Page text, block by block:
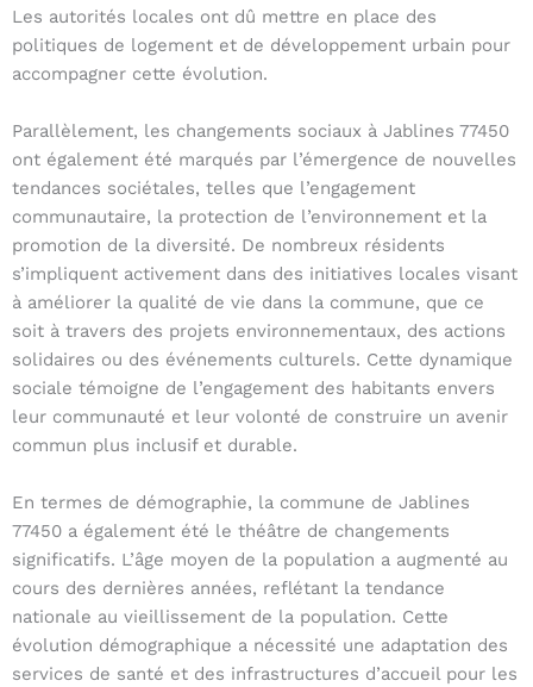
Les autorités locales ont dû mettre en place des
politiques de logement et de développement urbain pour
accompagner cette évolution.
Parallèlement, les changements sociaux à Jablines 77450
ont également été marqués par l’émergence de nouvelles
tendances sociétales, telles que l’engagement
communautaire, la protection de l’environnement et la
promotion de la diversité. De nombreux résidents
s’impliquent activement dans des initiatives locales visant
à améliorer la qualité de vie dans la commune, que ce
soit à travers des projets environnementaux, des actions
solidaires ou des événements culturels. Cette dynamique
sociale témoigne de l’engagement des habitants envers
leur communauté et leur volonté de construire un avenir
commun plus inclusif et durable.
En termes de démographie, la commune de Jablines
77450 a également été le théâtre de changements
significatifs. L’âge moyen de la population a augmenté au
cours des dernières années, reflétant la tendance
nationale au vieillissement de la population. Cette
évolution démographique a nécessité une adaptation des
services de santé et des infrastructures d’accueil pour les